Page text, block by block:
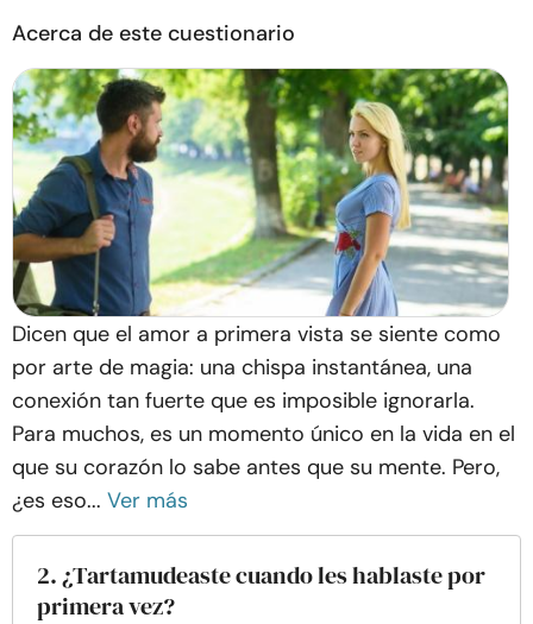
Sobre nosotros Contáctanos Escríbenos
Publicidad con
nosotros
© Copyright 2026. Todos los derechos reservados.
Acerca de este cuestionario
Dicen que el amor a primera vista se siente como
por arte de magia: una chispa instantánea, una
conexión tan fuerte que es imposible ignorarla.
Para muchos, es un momento único en la vida en el
que su corazón lo sabe antes que su mente. Pero,
¿es eso... Ver más
2. ¿Tartamudeaste cuando les hablaste por
primera vez?